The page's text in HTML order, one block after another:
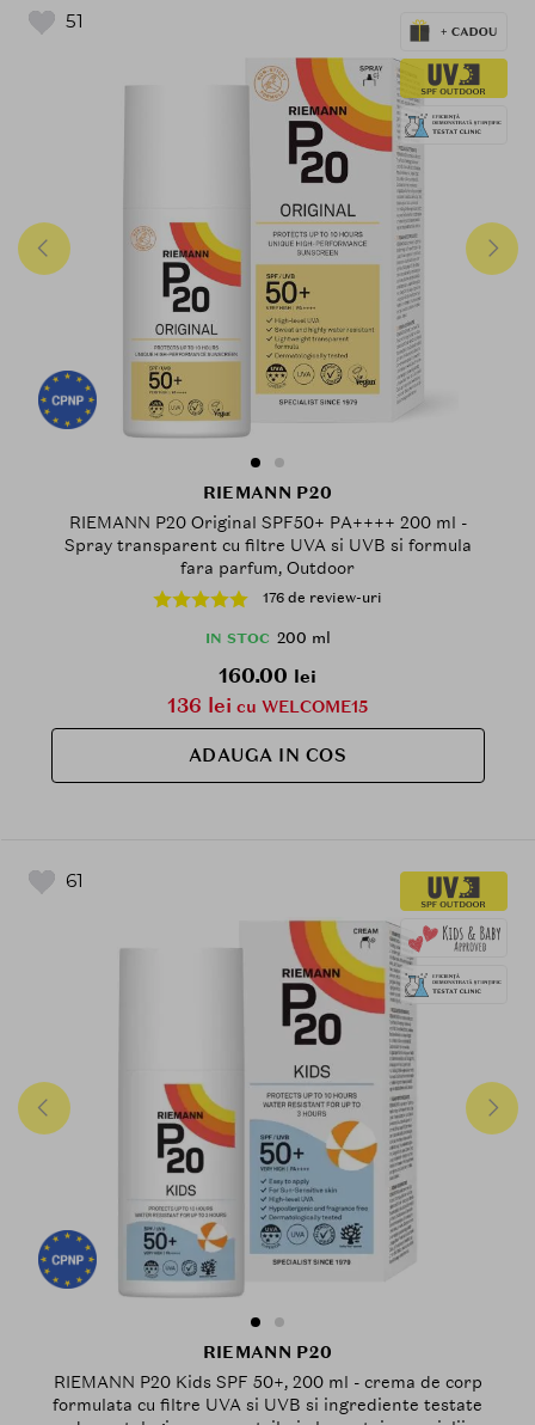
51
RIEMANN P20
RIEMANN P20 Original SPF50+ PA++++ 200 ml -
Spray transparent cu filtre UVA si UVB si formula
fara parfum, Outdoor
176 de review-uri
IN STOC 200 ml
160.00 lei
136 lei cu WELCOME15
ADAUGA IN COS
61
RIEMANN P20
RIEMANN P20 Kids SPF 50+, 200 ml - crema de corp
formulata cu filtre UVA si UVB si ingrediente testate